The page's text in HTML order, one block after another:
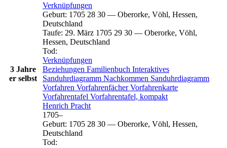
3 Jahre
er selbst
Verknüpfungen
Geburt: 1705 28 30 — Oberorke, Vöhl, Hessen,
Deutschland
Taufe: 29. März 1705 29 30 — Oberorke, Vöhl,
Hessen, Deutschland
Tod:
Verknüpfungen
Beziehungen Familienbuch Interaktives
Sanduhrdiagramm Nachkommen Sanduhrdiagramm
Vorfahren VorfahrenfächerVorfahrenkarte
Vorfahrentafel Vorfahrentafel, kompakt
Henrich Pracht
1705–
Geburt: 1705 28 30 — Oberorke, Vöhl, Hessen,
Deutschland
Tod: